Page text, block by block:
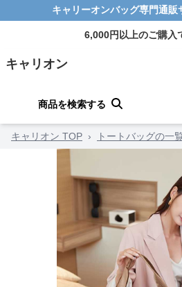
キャリーオンバッグ専門通販
6,000円以上のご購入
キャリオン
商品を検索する
キャリオン TOP › トートバッグの一